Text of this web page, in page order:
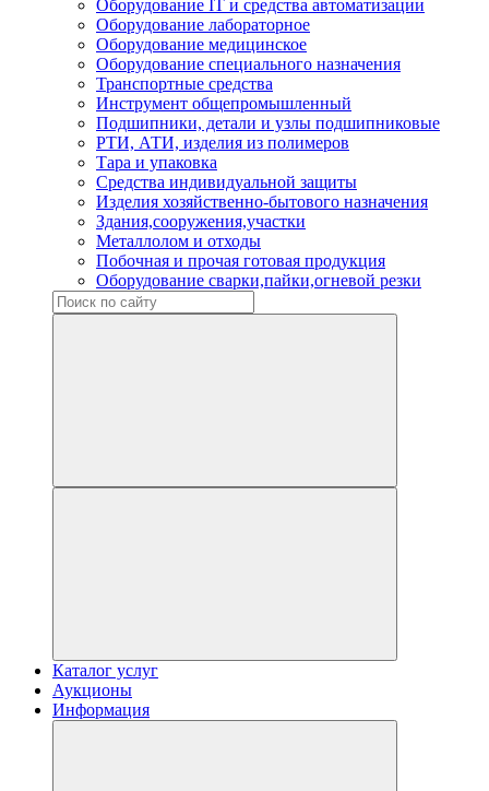
Оборудование IT и средства автоматизации
Оборудование лабораторное
Оборудование медицинское
Оборудование специального назначения
Транспортные средства
Инструмент общепромышленный
Подшипники, детали и узлы подшипниковые
РТИ, АТИ, изделия из полимеров
Тара и упаковка
Средства индивидуальной защиты
Изделия хозяйственно-бытового назначения
Здания,сооружения,участки
Металлолом и отходы
Побочная и прочая готовая продукция
Оборудование сварки,пайки,огневой резки
Каталог услуг
Аукционы
Информация